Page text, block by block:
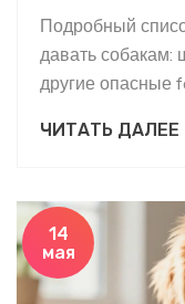
Подробный
давать собакам:
другие опасные
ЧИТАТЬ ДАЛЕЕ
14
мая